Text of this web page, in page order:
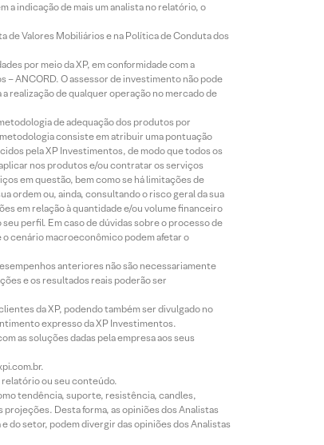
a indicação de mais um analista no relatório, o
de Valores Mobiliários e na Política de Conduta dos
por meio da XP, em conformidade com a
ANCORD. O assessor de investimento não pode
realização de qualquer operação no mercado de
de adequação dos produtos por
consiste em atribuir uma pontuação
pela XP Investimentos, de modo que todos os
nos produtos e/ou contratar os serviços
em questão, bem como se há limitações de
ordem ou, ainda, consultando o risco geral da sua
em relação à quantidade e/ou volume financeiro
perfil. Em caso de dúvidas sobre o processo de
cenário macroeconômico podem afetar o
anteriores não são necessariamente
e os resultados reais poderão ser
da XP, podendo também ser divulgado no
expresso da XP Investimentos.
as soluções dadas pela empresa aos seus
ou seu conteúdo.
tendência, suporte, resistência, candles,
Desta forma, as opiniões dos Analistas
do setor, podem divergir das opiniões dos Analistas